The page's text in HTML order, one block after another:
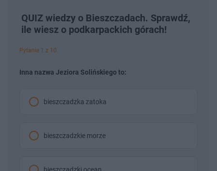
QUIZ wiedzy o Bieszczadach. Sprawdź,
ile wiesz o podkarpackich górach!
Pytanie 1 z 10
Inna nazwa Jeziora Solińskiego to:
bieszczadzka zatoka
bieszczadzkie morze
bieszczadzki ocean